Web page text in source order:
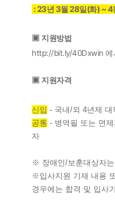
: 23년 3월 28일(화) ~
▣ 지원방법
http://bit.ly/40Dxwin 에
▣ 지원자격
신입 - 국내/외 4년제
공통 - 병역필 또는 면
자
※ 장애인/보훈대상자
※입사지원 기재 내용
경우에는 합격 및 입사